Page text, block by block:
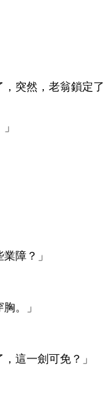
突然，老翁鎖定了
障？」
。」
這一劍可免？」